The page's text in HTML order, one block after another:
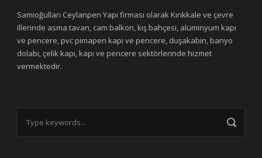
Samioğulları Ceylanpen Yapı firması olarak Kırıkkale ve çevre
illerinde asma tavan, cam balkon, kış bahçesi, alüminyum kapı
ve pencere, pvc pimapen kapı ve pencere, duşakabin, banyo
dolabı, çelik kapı, kapı ve pencere sektörlerinde hizmet
vermektedir.